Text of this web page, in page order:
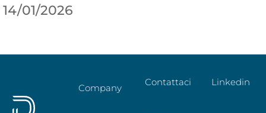
14/01/2026
Company
Contattaci Linkedin